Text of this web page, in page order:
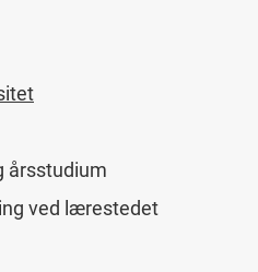
årsstudium
ved lærestedet